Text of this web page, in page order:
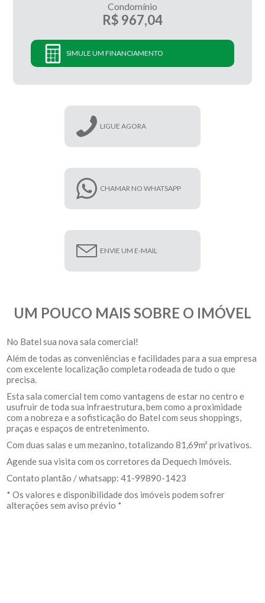
Condomínio
R$ 967,04
SIMULE UM FINANCIAMENTO
LIGUE AGORA
CHAMAR NO WHATSAPP
ENVIE UM E-MAIL
UM POUCO MAIS SOBRE O IMÓVEL
No Batel sua nova sala comercial!
Além de todas as conveniências e facilidades para a sua empresa
com excelente localização completa rodeada de tudo o que
precisa.
Esta sala comercial tem como vantagens de estar no centro e
usufruir de toda sua infraestrutura, bem como a proximidade
com a nobreza e a sofisticação do Batel com seus shoppings,
praças e espaços de entretenimento.
Com duas salas e um mezanino, totalizando 81,69m² privativos.
Agende sua visita com os corretores da Dequech Imóveis.
Contato plantão / whatsapp: 41-99890-1423
* Os valores e disponibilidade dos imóveis podem sofrer
alterações sem aviso prévio *